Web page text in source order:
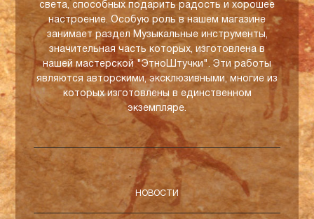
света, способных подарить радость и хорошее
настроение. Особую роль в нашем магазине
занимает раздел Музыкальные инструменты,
значительная часть которых, изготовлена в
нашей мастерской "ЭтноШтучки". Эти работы
являются авторскими, эксклюзивными, многие из
которых изготовлены в единственном
экземпляре.
НОВОСТИ